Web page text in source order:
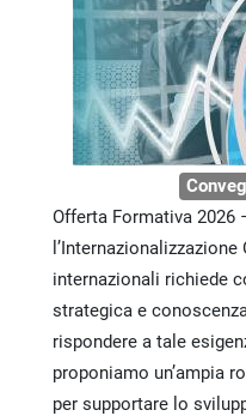
Offerta Formativa 2026
internazionali richiede
strategica e
rispondere a tale
proponiamo un’ampia
per supportare lo